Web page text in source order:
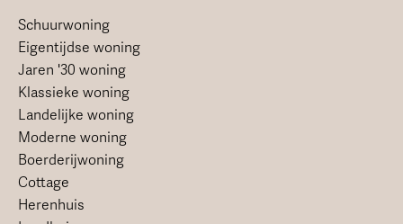
Schuurwoning
Eigentijdse woning
Jaren '30 woning
Klassieke woning
Landelijke woning
Moderne woning
Boerderijwoning
Cottage
Herenhuis